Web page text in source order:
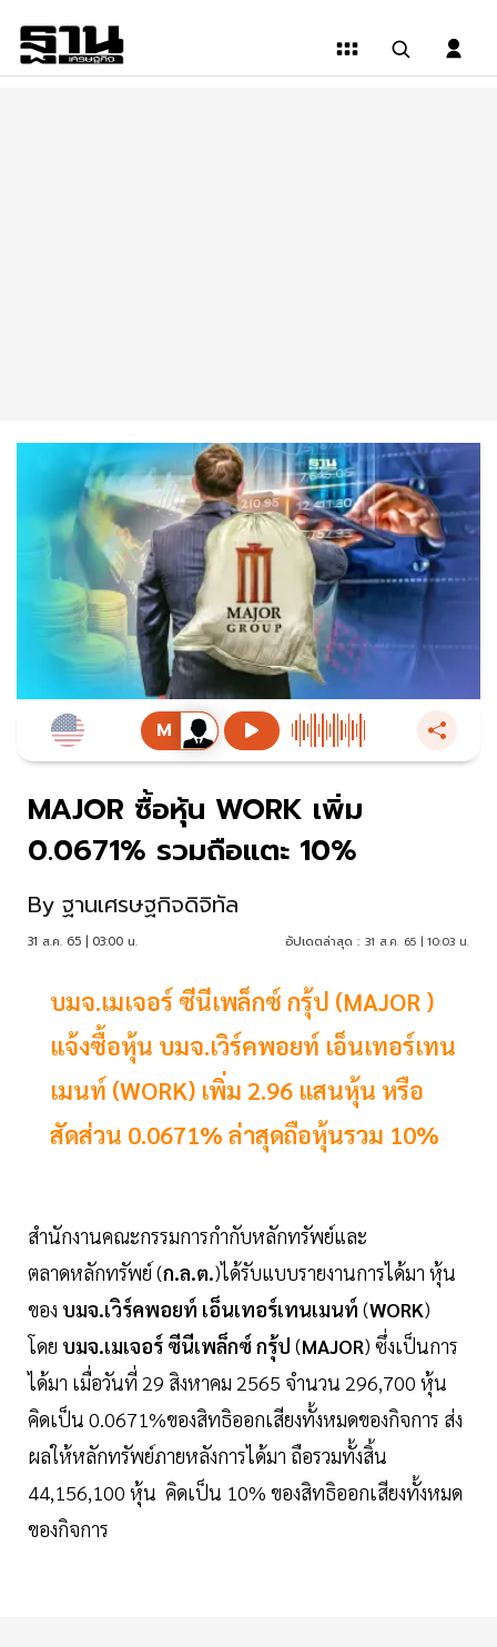
MAJOR ซื้อหุ้น WORK เพิ่ม
0.0671% รวมถือแตะ 10%
By ฐานเศรษฐกิจดิจิทัล
31 ส.ค. 65 | 03:00 น. อัปเดตล่าสุด : 31 ส.ค. 65 | 10:03 น.
บมจ.เมเจอร์ ซีนีเพล็กซ์ กรุ้ป (MAJOR )
แจ้งซื้อหุ้น บมจ.เวิร์คพอยท์ เอ็นเทอร์เทน
เมนท์ (WORK) เพิ่ม 2.96 แสนหุ้น หรือ
สัดส่วน 0.0671% ล่าสุดถือหุ้นรวม 10%
สำนักงานคณะกรรมการกำกับหลักทรัพย์และ
ตลาดหลักทรัพย์ (ก.ล.ต.)ได้รับแบบรายงานการได้มา หุ้น
ของ บมจ.เวิร์คพอยท์ เอ็นเทอร์เทนเมนท์ (WORK)
โดย บมจ.เมเจอร์ ซีนีเพล็กซ์ กรุ้ป (MAJOR) ซึ่งเป็นการ
ได้มา เมื่อวันที่ 29 สิงหาคม 2565 จำนวน 296,700 หุ้น
คิดเป็น 0.0671%ของสิทธิออกเสียงทั้งหมดของกิจการ ส่ง
ผลให้หลักทรัพย์ภายหลังการได้มา ถือรวมทั้งสิ้น
44,156,100 หุ้น คิดเป็น 10% ของสิทธิออกเสียงทั้งหมด
ของกิจการ